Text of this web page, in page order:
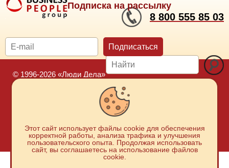
Подписка на рассылку
8 800 555 85 03
Подписаться
© 1996-2026 «Люди Дела»
пользователей
Согласие на обработку персональных данных
Москва:
+7 929 965-85-03
+7 923 730-56-64
Этот сайт использует файлы cookie для обеспечения
корректной работы, анализа трафика и улучшения
пользовательского опыта. Продолжая использовать
сайт, вы соглашаетесь на использование файлов
cookie.